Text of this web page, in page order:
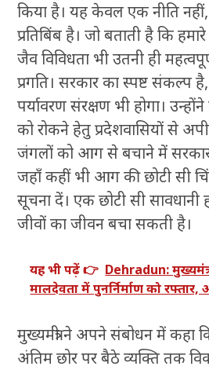
किया है। यह केवल एक नीति
प्रतिबिंब है। जो बताती है कि
जैव विविधता भी उतनी ही
प्रगति। सरकार का स्पष्ट संकल्प
पर्यावरण संरक्षण भी होगा।
को रोकने हेतु प्रदेशवासियों से
जंगलों को आग से बचाने में
जहाँ कहीं भी आग की छोटी सी
सूचना दें। एक छोटी सी
जीवों का जीवन बचा सकती है।
यह भी पढ़ें 👉 Dehradun:
मालदेवता में पुनर्निर्माण को
मुख्यमंत्री ने अपने संबोधन में कहा
अंतिम छोर पर बैठे व्यक्ति तक